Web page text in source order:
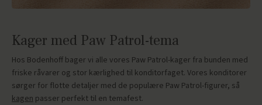
Kager med Paw Patrol-tema
Hos Bodenhoff bager vi alle vores Paw Patrol-kager fra bunden med
friske råvarer og stor kærlighed til konditorfaget. Vores konditorer
sørger for flotte detaljer med de populære Paw Patrol-figurer, så
kagen passer perfekt til en temafest.